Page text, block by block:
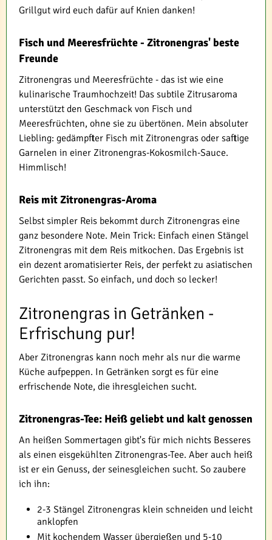
Grillgut wird euch dafür auf Knien danken!
Fisch und Meeresfrüchte - Zitronengras' beste
Freunde
Zitronengras und Meeresfrüchte - das ist wie eine
kulinarische Traumhochzeit! Das subtile Zitrusaroma
unterstützt den Geschmack von Fisch und
Meeresfrüchten, ohne sie zu übertönen. Mein absoluter
Liebling: gedämpfter Fisch mit Zitronengras oder saftige
Garnelen in einer Zitronengras-Kokosmilch-Sauce.
Himmlisch!
Reis mit Zitronengras-Aroma
Selbst simpler Reis bekommt durch Zitronengras eine
ganz besondere Note. Mein Trick: Einfach einen Stängel
Zitronengras mit dem Reis mitkochen. Das Ergebnis ist
ein dezent aromatisierter Reis, der perfekt zu asiatischen
Gerichten passt. So einfach, und doch so lecker!
Zitronengras in Getränken -
Erfrischung pur!
Aber Zitronengras kann noch mehr als nur die warme
Küche aufpeppen. In Getränken sorgt es für eine
erfrischende Note, die ihresgleichen sucht.
Zitronengras-Tee: Heiß geliebt und kalt genossen
An heißen Sommertagen gibt's für mich nichts Besseres
als einen eisgekühlten Zitronengras-Tee. Aber auch heiß
ist er ein Genuss, der seinesgleichen sucht. So zaubere
ich ihn:
2-3 Stängel Zitronengras klein schneiden und leicht
anklopfen
Mit kochendem Wasser übergießen und 5-10